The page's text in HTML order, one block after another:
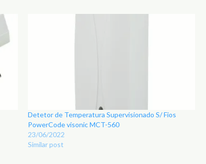
Detetor de Temperatura Supervisionado S/ Fios
PowerCode visonic MCT-560
23/06/2022
Similar post